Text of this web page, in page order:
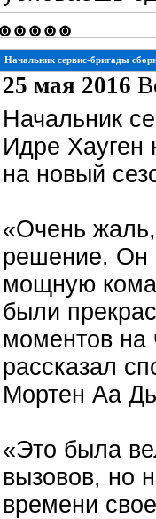
Начальник сервис-бригады
25 мая 2016
Начальник
Идре Хауген
на новый
«Очень
решение. Он
мощную
были
моментов на
рассказал
Мортен Аа
«Это была
вызовов, но
времени